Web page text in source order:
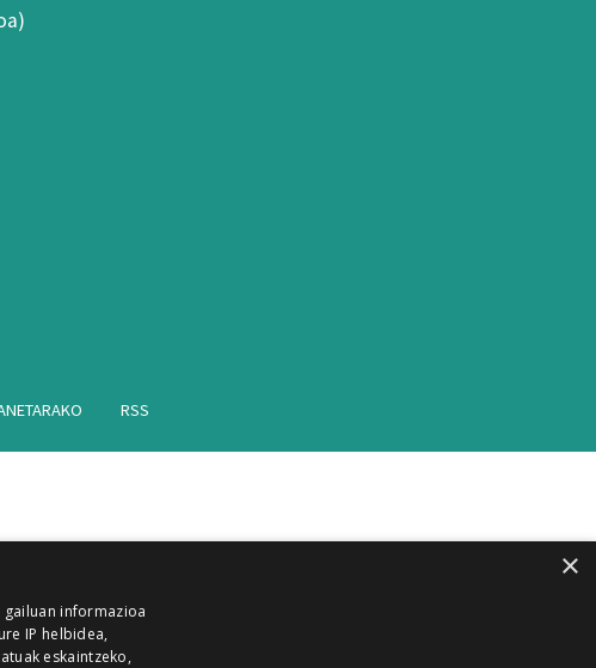
RSS
×
informazioa
IP helbidea,
eskaintzeko,